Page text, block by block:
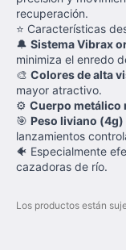
recuperación.
⭐ Características
🔔 Sistema Vibrax
minimiza el enredo
🎨 Colores de alta
mayor atractivo.
⚙️ Cuerpo metálico
🎯 Peso liviano (4g)
lanzamientos
🐠 Especialmente
cazadoras de río.
Los productos están